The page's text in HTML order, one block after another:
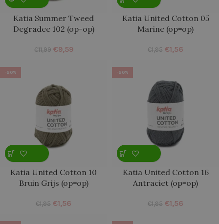
Katia Summer Tweed
Degradee 102 (op-op)
€11,99 €9,59
Katia United Cotton 05
Marine (op=op)
€1,95 €1,56
-20%
Katia United Cotton 10
Bruin Grijs (op=op)
€1,95 €1,56
-20%
Katia United Cotton 16
Antraciet (op=op)
€1,95 €1,56